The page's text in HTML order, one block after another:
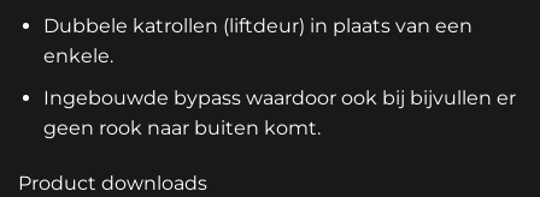
Dubbele katrollen (liftdeur) in plaats van een
enkele.
Ingebouwde bypass waardoor ook bij bijvullen er
geen rook naar buiten komt.
Product downloads